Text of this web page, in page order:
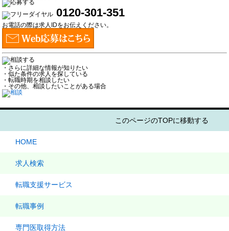
0120-301-351
お電話の際は求人IDをお伝えください。
・さらに詳細な情報が知りたい
・似た条件の求人を探している
・転職時期を相談したい
・その他、相談したいことがある場合
このページのTOPに移動する
HOME
求人検索
転職支援サービス
転職事例
専門医取得方法